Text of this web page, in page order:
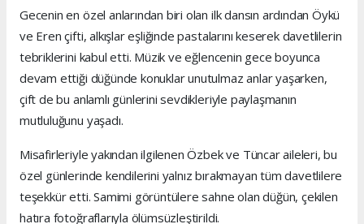
Gecenin en özel anlarından biri olan ilk dansın ardından Öykü
ve Eren çifti, alkışlar eşliğinde pastalarını keserek davetlilerin
tebriklerini kabul etti. Müzik ve eğlencenin gece boyunca
devam ettiği düğünde konuklar unutulmaz anlar yaşarken,
çift de bu anlamlı günlerini sevdikleriyle paylaşmanın
mutluluğunu yaşadı.
Misafirleriyle yakından ilgilenen Özbek ve Tüncar aileleri, bu
özel günlerinde kendilerini yalnız bırakmayan tüm davetlilere
teşekkür etti. Samimi görüntülere sahne olan düğün, çekilen
hatıra fotoğraflarıyla ölümsüzleştirildi.